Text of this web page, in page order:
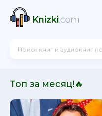
Knizki.com
Топ за месяц!🔥